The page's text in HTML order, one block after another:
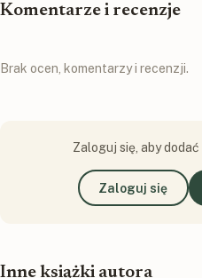
Komentarze i recenzje
Brak ocen, komentarzy i recenzji.
Zaloguj się, aby
Zaloguj się
Inne książki autora